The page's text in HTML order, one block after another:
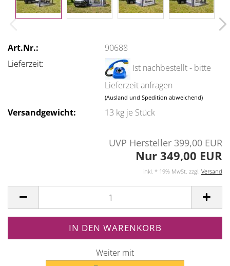
Art.Nr.:
90688
Lieferzeit:
Ist nachbestellt - bitte
Lieferzeit anfragen
(Ausland und Spedition abweichend)
Versandgewicht: 13 kg je Stück
UVP Hersteller 399,00 EUR
Nur 349,00 EUR
inkl. * 19% MwSt. zzgl. Versand
Weiter mit